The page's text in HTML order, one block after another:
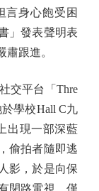
言身心飽受困
」發表聲明表
跟進。
交平台「Thre
學校Hall C九
出現一部深藍
偷拍者隨即逃
影，於是向保